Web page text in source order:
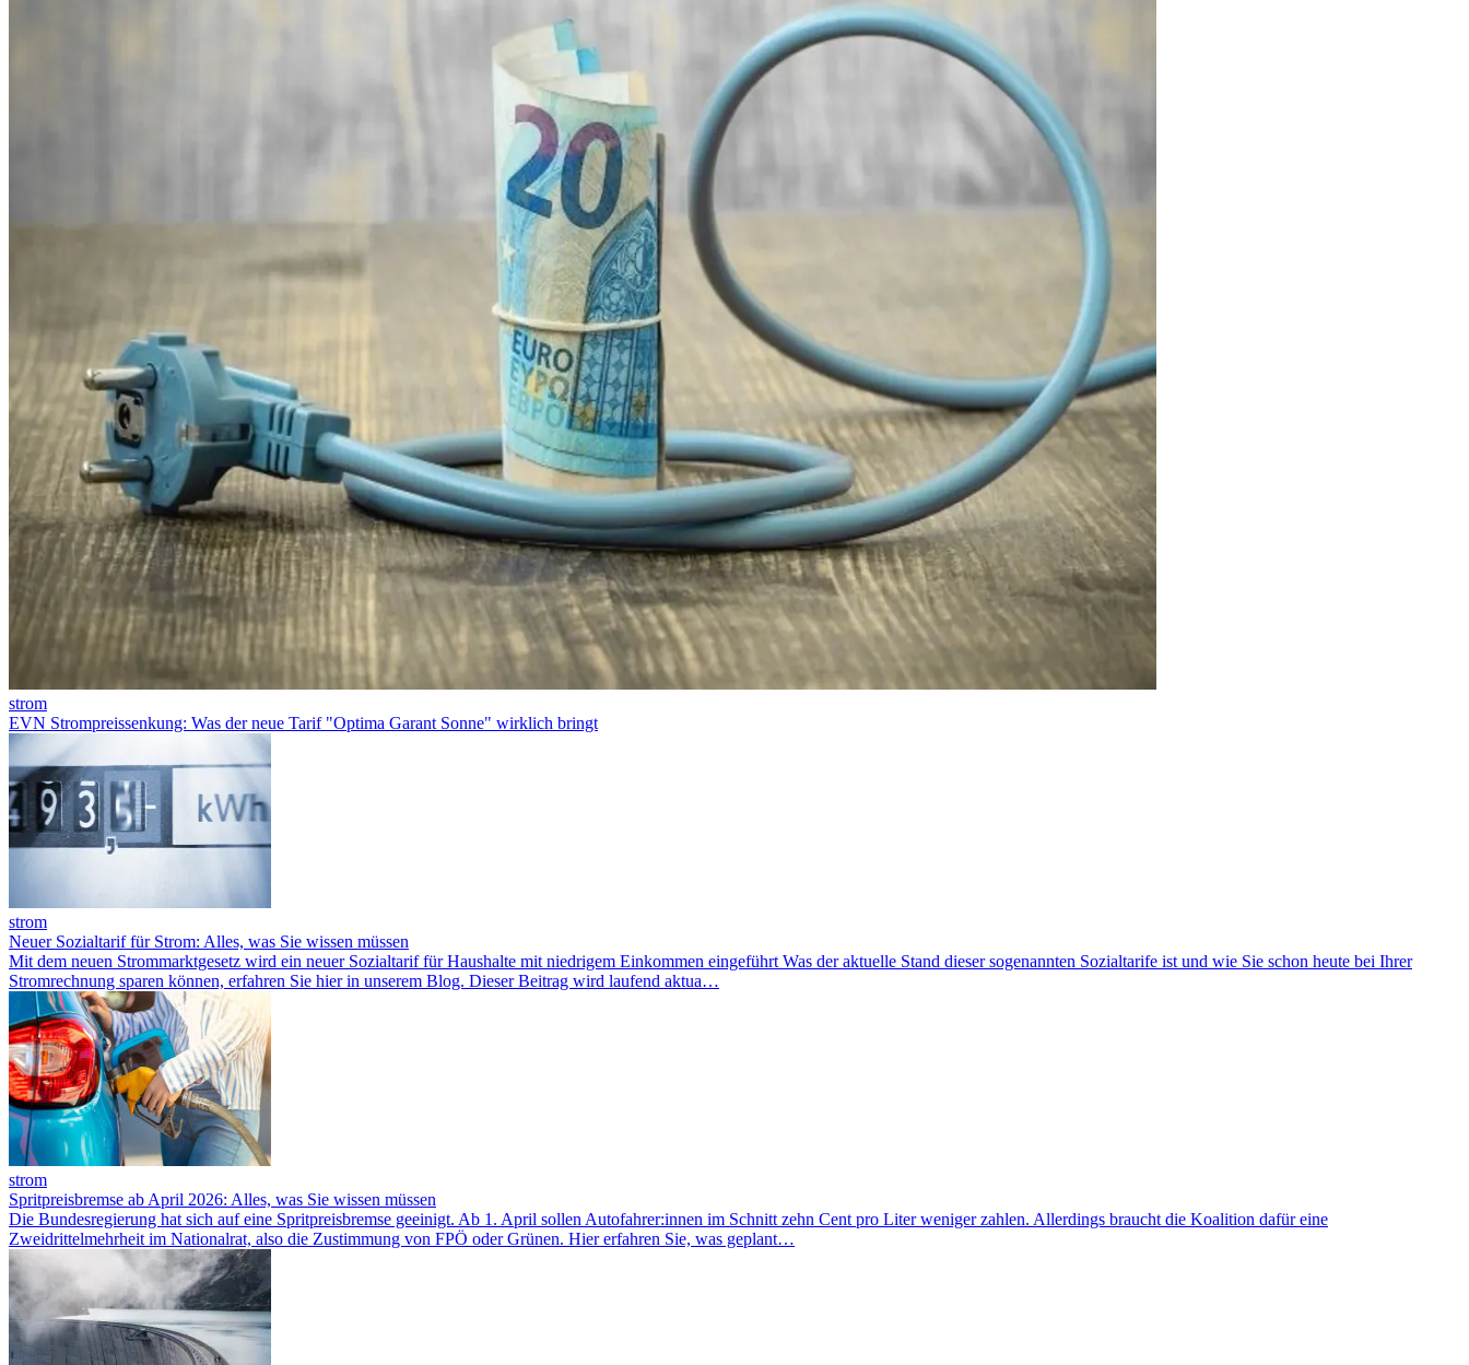
strom
EVN Strompreissenkung: Was der neue Tarif "Optima Garant Sonne" wirklich bringt
strom
Neuer Sozialtarif für Strom: Alles, was Sie wissen müssen
Mit dem neuen Strommarktgesetz wird ein neuer Sozialtarif für Haushalte mit niedrigem Einkommen eingeführt Was der aktuelle Stand dieser sogenannten Sozialtarife ist und wie Sie schon heute bei Ihrer
Stromrechnung sparen können, erfahren Sie hier in unserem Blog. Dieser Beitrag wird laufend aktua…
strom
Spritpreisbremse ab April 2026: Alles, was Sie wissen müssen
Die Bundesregierung hat sich auf eine Spritpreisbremse geeinigt. Ab 1. April sollen Autofahrer:innen im Schnitt zehn Cent pro Liter weniger zahlen. Allerdings braucht die Koalition dafür eine
Zweidrittelmehrheit im Nationalrat, also die Zustimmung von FPÖ oder Grünen. Hier erfahren Sie, was geplant…